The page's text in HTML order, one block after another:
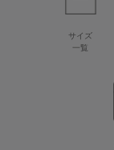
サイズ
一覧